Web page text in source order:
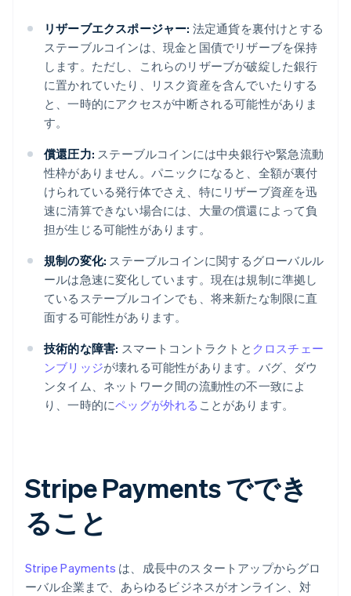
リザーブエクスポージャー: 法定通貨を裏付けとする
ステーブルコインは、現金と国債でリザーブを保持
します。ただし、これらのリザーブが破綻した銀行
に置かれていたり、リスク資産を含んでいたりする
と、一時的にアクセスが中断される可能性がありま
す。
償還圧力: ステーブルコインには中央銀行や緊急流動
性枠がありません。パニックになると、全額が裏付
けられている発行体でさえ、特にリザーブ資産を迅
速に清算できない場合には、大量の償還によって負
担が生じる可能性があります。
規制の変化: ステーブルコインに関するグローバルル
ールは急速に変化しています。現在は規制に準拠し
ているステーブルコインでも、将来新たな制限に直
面する可能性があります。
技術的な障害: スマートコントラクトと クロスチェー
ンブリッジが壊れる可能性があります。バグ、ダウ
ンタイム、ネットワーク間の流動性の不一致によ
り、一時的にペッグが外れる ことがあります。
Stripe Payments ででき
ること
Stripe Payments は、成長中のスタートアップからグロ
ーバル企業まで、あらゆるビジネスがオンライン、対